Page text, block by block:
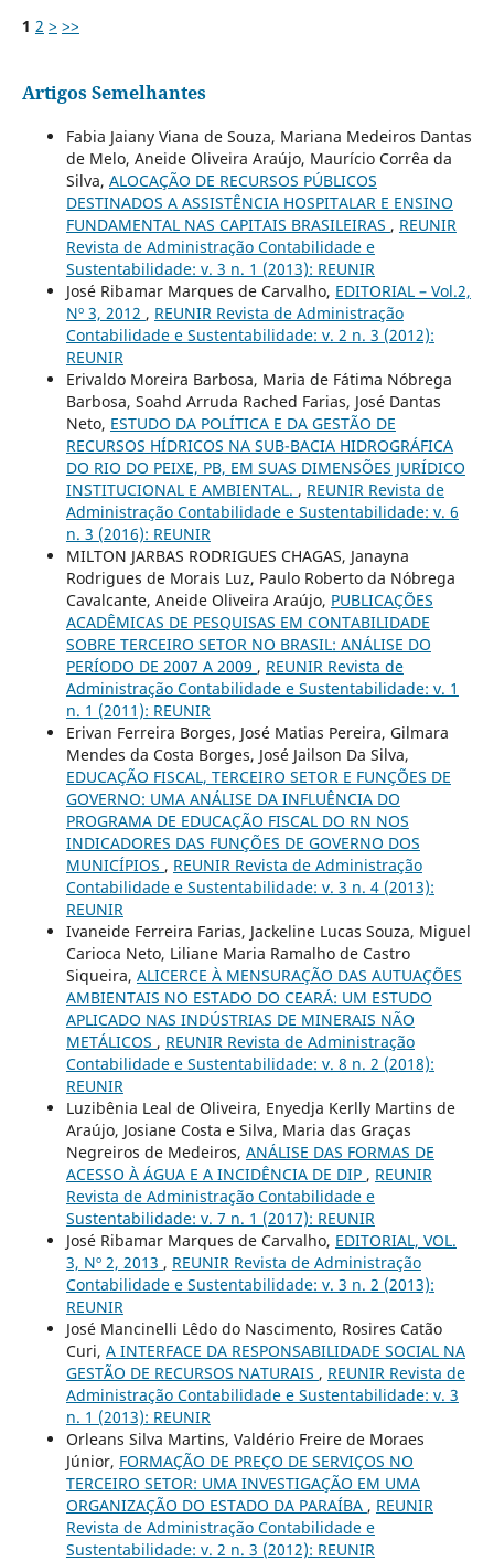
1 2 > >>
Artigos Semelhantes
Fabia Jaiany Viana de Souza, Mariana Medeiros Dantas
de Melo, Aneide Oliveira Araújo, Maurício Corrêa da
Silva, ALOCAÇÃO DE RECURSOS PÚBLICOS
DESTINADOS A ASSISTÊNCIA HOSPITALAR E ENSINO
FUNDAMENTAL NAS CAPITAIS BRASILEIRAS , REUNIR
Revista de Administração Contabilidade e
Sustentabilidade: v. 3 n. 1 (2013): REUNIR
José Ribamar Marques de Carvalho, EDITORIAL – Vol.2,
Nº 3, 2012 , REUNIR Revista de Administração
Contabilidade e Sustentabilidade: v. 2 n. 3 (2012):
REUNIR
Erivaldo Moreira Barbosa, Maria de Fátima Nóbrega
Barbosa, Soahd Arruda Rached Farias, José Dantas
Neto, ESTUDO DA POLÍTICA E DA GESTÃO DE
RECURSOS HÍDRICOS NA SUB-BACIA HIDROGRÁFICA
DO RIO DO PEIXE, PB, EM SUAS DIMENSÕES JURÍDICO
INSTITUCIONAL E AMBIENTAL. , REUNIR Revista de
Administração Contabilidade e Sustentabilidade: v. 6
n. 3 (2016): REUNIR
MILTON JARBAS RODRIGUES CHAGAS, Janayna
Rodrigues de Morais Luz, Paulo Roberto da Nóbrega
Cavalcante, Aneide Oliveira Araújo, PUBLICAÇÕES
ACADÊMICAS DE PESQUISAS EM CONTABILIDADE
SOBRE TERCEIRO SETOR NO BRASIL: ANÁLISE DO
PERÍODO DE 2007 A 2009 , REUNIR Revista de
Administração Contabilidade e Sustentabilidade: v. 1
n. 1 (2011): REUNIR
Erivan Ferreira Borges, José Matias Pereira, Gilmara
Mendes da Costa Borges, José Jailson Da Silva,
EDUCAÇÃO FISCAL, TERCEIRO SETOR E FUNÇÕES DE
GOVERNO: UMA ANÁLISE DA INFLUÊNCIA DO
PROGRAMA DE EDUCAÇÃO FISCAL DO RN NOS
INDICADORES DAS FUNÇÕES DE GOVERNO DOS
MUNICÍPIOS , REUNIR Revista de Administração
Contabilidade e Sustentabilidade: v. 3 n. 4 (2013):
REUNIR
Ivaneide Ferreira Farias, Jackeline Lucas Souza, Miguel
Carioca Neto, Liliane Maria Ramalho de Castro
Siqueira, ALICERCE À MENSURAÇÃO DAS AUTUAÇÕES
AMBIENTAIS NO ESTADO DO CEARÁ: UM ESTUDO
APLICADO NAS INDÚSTRIAS DE MINERAIS NÃO
METÁLICOS , REUNIR Revista de Administração
Contabilidade e Sustentabilidade: v. 8 n. 2 (2018):
REUNIR
Luzibênia Leal de Oliveira, Enyedja Kerlly Martins de
Araújo, Josiane Costa e Silva, Maria das Graças
Negreiros de Medeiros, ANÁLISE DAS FORMAS DE
ACESSO À ÁGUA E A INCIDÊNCIA DE DIP , REUNIR
Revista de Administração Contabilidade e
Sustentabilidade: v. 7 n. 1 (2017): REUNIR
José Ribamar Marques de Carvalho, EDITORIAL, VOL.
3, Nº 2, 2013 , REUNIR Revista de Administração
Contabilidade e Sustentabilidade: v. 3 n. 2 (2013):
REUNIR
José Mancinelli Lêdo do Nascimento, Rosires Catão
Curi, A INTERFACE DA RESPONSABILIDADE SOCIAL NA
GESTÃO DE RECURSOS NATURAIS , REUNIR Revista de
Administração Contabilidade e Sustentabilidade: v. 3
n. 1 (2013): REUNIR
Orleans Silva Martins, Valdério Freire de Moraes
Júnior, FORMAÇÃO DE PREÇO DE SERVIÇOS NO
TERCEIRO SETOR: UMA INVESTIGAÇÃO EM UMA
ORGANIZAÇÃO DO ESTADO DA PARAÍBA , REUNIR
Revista de Administração Contabilidade e
Sustentabilidade: v. 2 n. 3 (2012): REUNIR